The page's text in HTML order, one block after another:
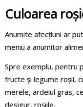
Culoarea
Anumite afecțiuni ar
meniu a anumitor
Spre exemplu, pentru
fructe și legume roșii,
merele, ardeiul gras,
desigur, roșiile.